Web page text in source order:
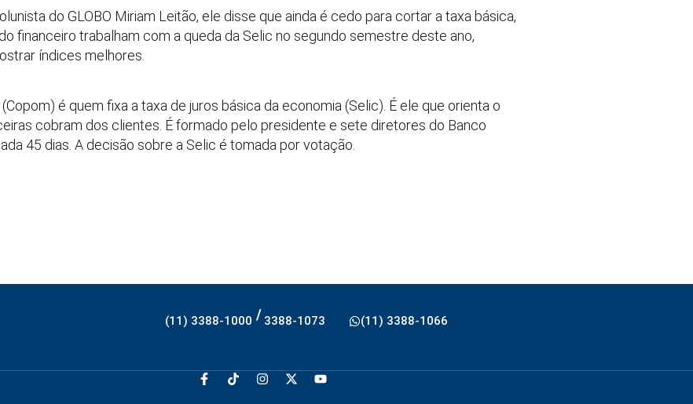
do GLOBO Miriam Leitão, ele disse que ainda é cedo para cortar a taxa básica,
financeiro trabalham com a queda da Selic no segundo semestre deste ano,
índices melhores.
é quem fixa a taxa de juros básica da economia (Selic). É ele que orienta o
cobram dos clientes. É formado pelo presidente e sete diretores do Banco
45 dias. A decisão sobre a Selic é tomada por votação.
(11) 3388-1000 / 3388-1073 (11) 3388-1066